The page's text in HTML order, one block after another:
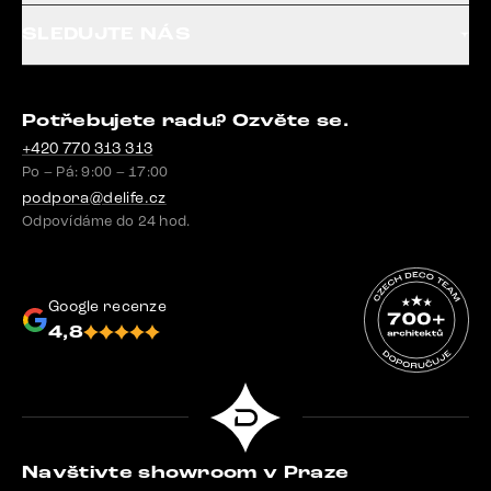
Potřebujete radu? Ozvěte se.
+420 770 313 313
Po – Pá: 9:00 – 17:00
podpora@delife.cz
Odpovídáme do 24 hod.
Google recenze
4,8
Navštivte showroom v Praze